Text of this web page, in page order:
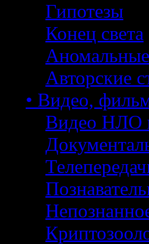
Гипотезы
Конец света
Авторские
• Видео,
Видео НЛО